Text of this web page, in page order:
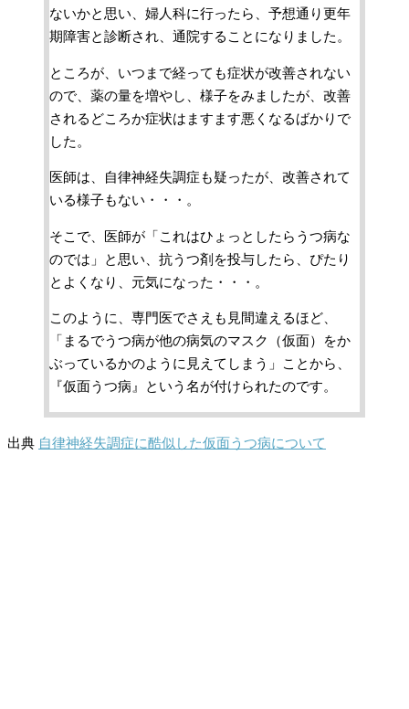
ないかと思い、婦人科に行ったら、予想通り更年
期障害と診断され、通院することになりました。
ところが、いつまで経っても症状が改善されない
ので、薬の量を増やし、様子をみましたが、改善
されるどころか症状はますます悪くなるばかりで
した。
医師は、自律神経失調症も疑ったが、改善されて
いる様子もない・・・。
そこで、医師が「これはひょっとしたらうつ病な
のでは」と思い、抗うつ剤を投与したら、ぴたり
とよくなり、元気になった・・・。
このように、専門医でさえも見間違えるほど、
「まるでうつ病が他の病気のマスク（仮面）をか
ぶっているかのように見えてしまう」ことから、
『仮面うつ病』という名が付けられたのです。
出典 自律神経失調症に酷似した仮面うつ病について